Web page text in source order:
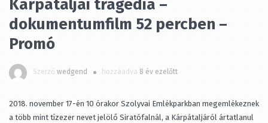
Kárpátaljai tragédia –
dokumentumfilm 52 percben –
Promó
Szerző wedgend hozzáadva 8 év ezelőtt
2018. november 17-én 10 órakor Szolyvai Emlékparkban megemlékeznek
a több mint tízezer nevet jelölő Siratófalnál, a Kárpátaljáról ártatlanul